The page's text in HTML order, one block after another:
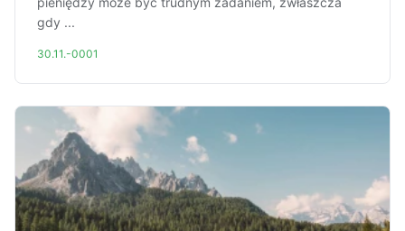
gdy ...
30.11.-0001